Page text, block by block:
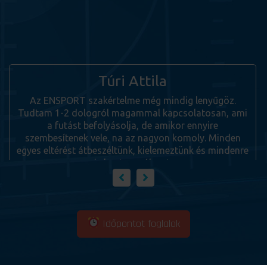
Túri Attila
Az ENSPORT szakértelme még mindig lenyűgöz.
Tudtam 1-2 dologról magammal kapcsolatosan, ami
a futást befolyásolja, de amikor ennyire
szembesítenek vele, na az nagyon komoly. Minden
egyes eltérést átbeszéltünk, kielemeztünk és mindenre
is kaptam választ.
Időpontot foglalok